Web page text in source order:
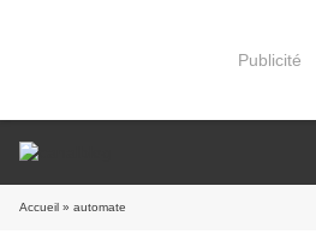
Publicité
Accueil » automate